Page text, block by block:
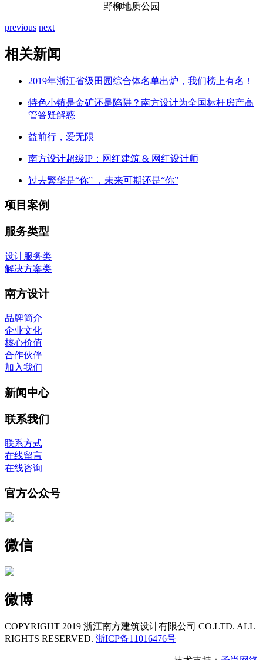
野柳地质公园
previous next
相关新闻
2019年浙江省级田园综合体名单出炉，我们榜上有名！
特色小镇是金矿还是陷阱？南方设计为全国标杆房产高
管答疑解惑
益前行，爱无限
南方设计超级IP：网红建筑 & 网红设计师
过去繁华是“你” ，未来可期还是“你”
项目案例
服务类型
设计服务类
解决方案类
南方设计
品牌简介
企业文化
核心价值
合作伙伴
加入我们
新闻中心
联系我们
联系方式
在线留言
在线咨询
官方公众号
微信
微博
COPYRIGHT 2019 浙江南方建筑设计有限公司 CO.LTD. ALL
RIGHTS RESERVED. 浙ICP备11016476号